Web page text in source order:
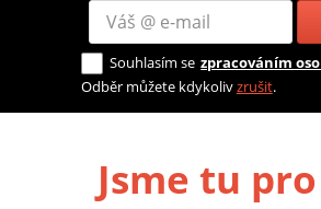
Souhlasím se zpracováním
Odběr můžete kdykolivzrušit.
Jsme tu